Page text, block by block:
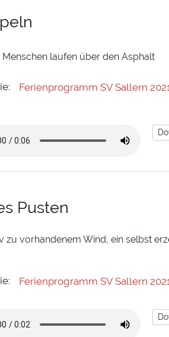
laufen über den Asphalt
Ferienprogramm SV Sallern 2021
Pusten
zu vorhandenem Wind, ein selbst
Ferienprogramm SV Sallern 2021